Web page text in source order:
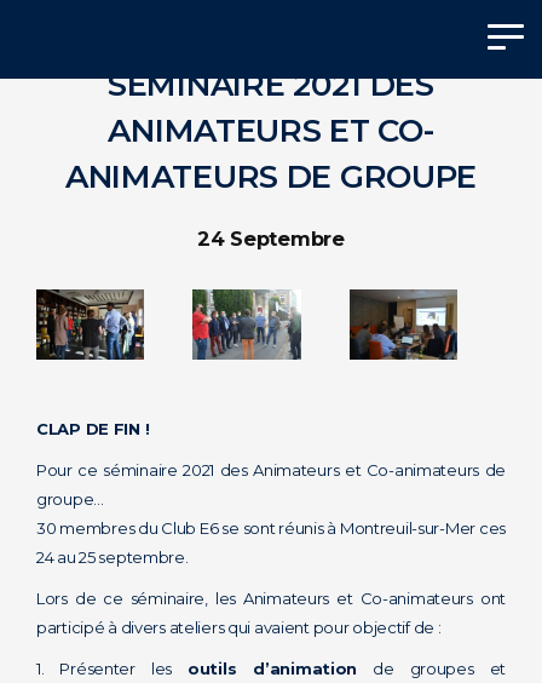
SÉMINAIRE 2021 DES
ANIMATEURS ET CO-
ANIMATEURS DE GROUPE
24 Septembre
CLAP DE FIN !
Pour ce séminaire 2021 des Animateurs et Co-animateurs de
groupe…
30 membres du Club E6 se sont réunis à Montreuil-sur-Mer ces
24 au 25 septembre.
Lors de ce séminaire, les Animateurs et Co-animateurs ont
participé à divers ateliers qui avaient pour objectif de :
1. Présenter les outils d’animation de groupes et